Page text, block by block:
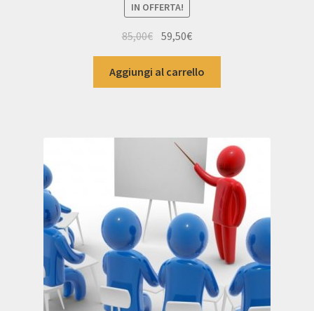
IN OFFERTA!
85,00€
prezzo
originale
era:
59,50€Il
prezzo
attuale
è:
Aggiungi al carrello